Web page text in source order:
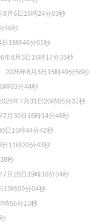
8月6日16時24分03秒
46秒
日18時46分01秒
年8月3日16時17分33秒
2026年8月3日15時49分56秒
時03分44秒
年7月31日20時05分32秒
7月30日16時14分46秒
日15時44分42秒
日11時39分43秒
秒
7月28日19時16分34秒
19時09分04秒
時56分13秒